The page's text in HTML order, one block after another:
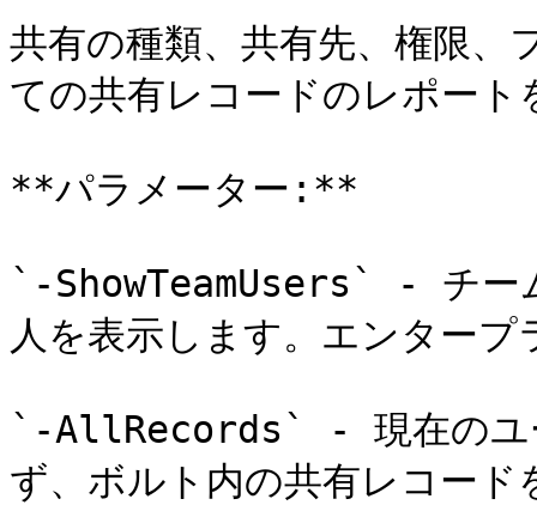
共有の種類、共有先、権限、
ての共有レコードのレポート
**パラメーター:**
`-ShowTeamUsers` - チー
人を表示します。エンター
`-AllRecords` - 現在のユ
ず、ボルト内の共有レコード